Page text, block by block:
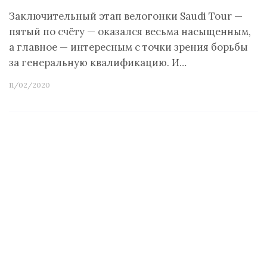
Заключительный этап велогонки Saudi Tour —
пятый по счёту — оказался весьма насыщенным,
а главное — интересным с точки зрения борьбы
за генеральную квалификацию. И…
11/02/2020